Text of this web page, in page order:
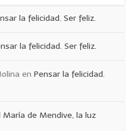
la felicidad. Ser feliz.
la felicidad. Ser feliz.
enPensar la felicidad.
María de Mendive, la luz